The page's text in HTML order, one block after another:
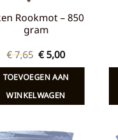
Rookmot – 850
gram
€7,65 Oorspronkelijke
prijs
was:
€ 7,65.
€5,00Huidige
is:
€ 5,00.
TOEVOEGEN AAN
WINKELWAGEN